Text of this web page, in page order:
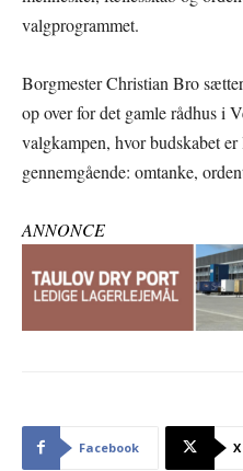
valgprogrammet.
Borgmester Christian Bro
op over for det gamle rådhus i
valgkampen, hvor budskabet
gennemgående: omtanke,
ANNONCE
Facebook X